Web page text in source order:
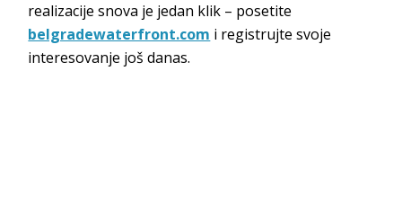
realizacije snova je jedan klik – posetite
belgradewaterfront.com i registrujte svoje
interesovanje još danas.